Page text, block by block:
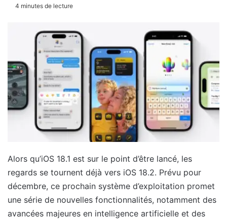
4 minutes de lecture
Alors qu’iOS 18.1 est sur le point d’être lancé, les
regards se tournent déjà vers iOS 18.2. Prévu pour
décembre, ce prochain système d’exploitation promet
une série de nouvelles fonctionnalités, notamment des
avancées majeures en intelligence artificielle et des